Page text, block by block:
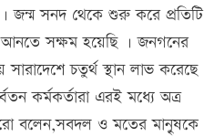
জন্ম সনদ থেকে শুরু করে প্রতিটি
আনতে সক্ষম হয়েছি । জনগনের
চতুর্থ স্থান লাভ করেছে
কর্মকর্তারা এরই মধ্যে অত্র
বলেন,সবদল ও মতের মানুৃষকে